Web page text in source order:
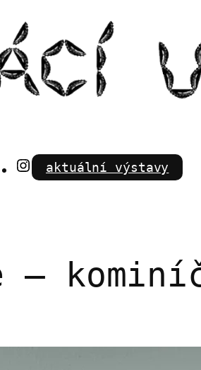
Instagram
aktuální výstavy
–